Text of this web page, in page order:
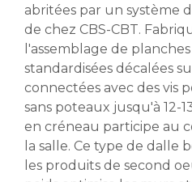
abritées par un système
de chez CBS-CBT.
l'assemblage de planches
standardisées décalées
connectées avec des vis
sans poteaux jusqu'à 12-
en créneau participe au
la salle. Ce type de dalle
les produits de second